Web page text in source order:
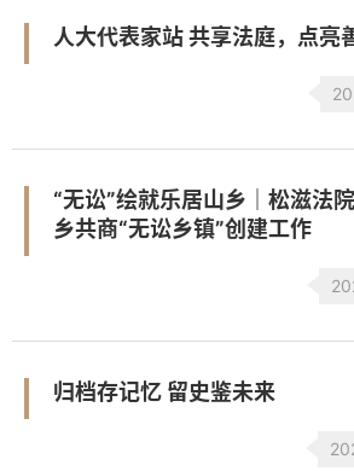
人大代表家站 共享法庭，点亮
“无讼”绘就乐居山乡｜松滋法
乡共商“无讼乡镇”创建工作
归档存记忆 留史鉴未来